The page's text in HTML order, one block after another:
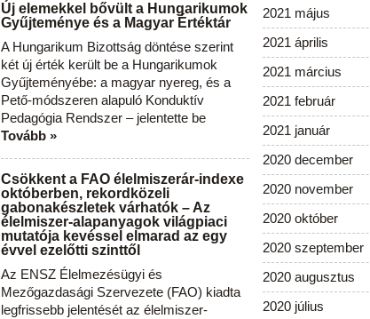
Új elemekkel bővült a Hungarikumok
Gyűjteménye és a Magyar Értéktár
A Hungarikum Bizottság döntése szerint
két új érték került be a Hungarikumok
Gyűjteményébe: a magyar nyereg, és a
Pető-módszeren alapuló Konduktív
Pedagógia Rendszer – jelentette be
Tovább »
Csökkent a FAO élelmiszerár-indexe
októberben, rekordközeli
gabonakészletek várhatók – Az
élelmiszer-alapanyagok világpiaci
mutatója kevéssel elmarad az egy
évvel ezelőtti szinttől
Az ENSZ Élelmezésügyi és
Mezőgazdasági Szervezete (FAO) kiadta
legfrissebb jelentését az élelmiszer-
2021 május
2021 április
2021 március
2021 február
2021 január
2020 december
2020 november
2020 október
2020 szeptember
2020 augusztus
2020 július